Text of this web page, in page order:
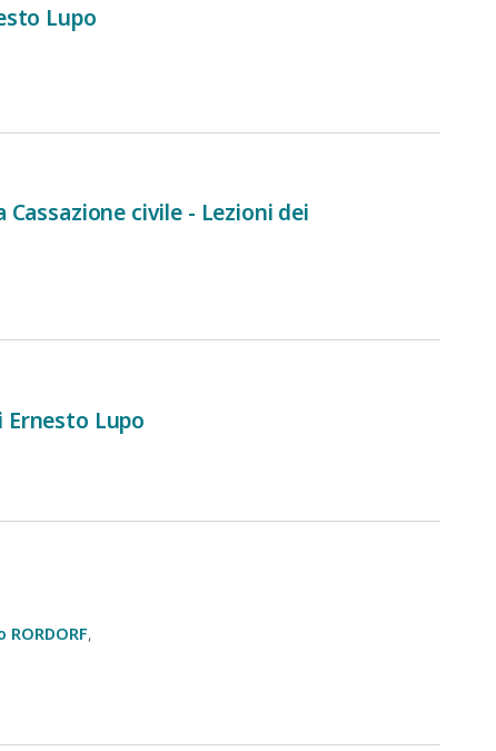
Lupo
Cassazione civile - Lezioni dei
Ernesto Lupo
RORDORF